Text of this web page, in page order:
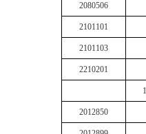
2080506
2101101
2101103
2210201
2012850